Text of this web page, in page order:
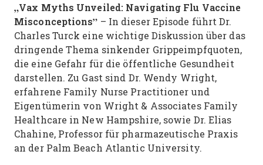
„Vax Myths Unveiled: Navigating Flu Vaccine
Misconceptions” – In dieser Episode führt Dr.
Charles Turck eine wichtige Diskussion über das
dringende Thema sinkender Grippeimpfquoten,
die eine Gefahr für die öffentliche Gesundheit
darstellen. Zu Gast sind Dr. Wendy Wright,
erfahrene Family Nurse Practitioner und
Eigentümerin von Wright & Associates Family
Healthcare in New Hampshire, sowie Dr. Elias
Chahine, Professor für pharmazeutische Praxis
an der Palm Beach Atlantic University.